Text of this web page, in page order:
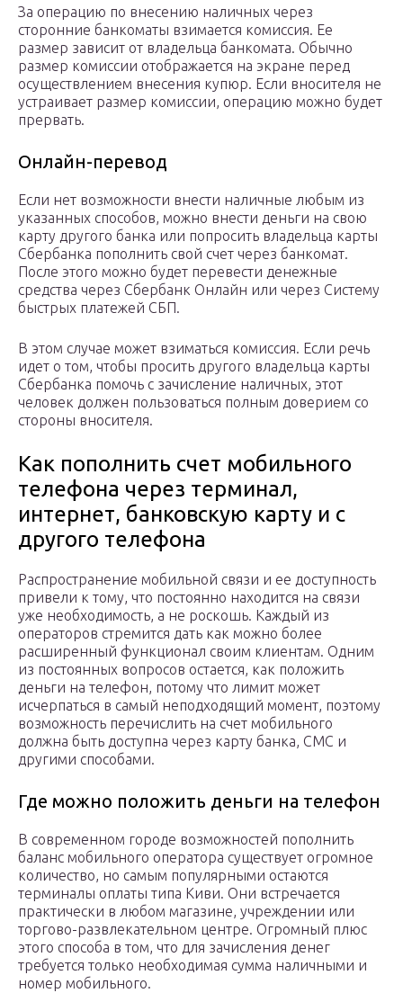
За операцию по внесению наличных через
сторонние банкоматы взимается комиссия. Ее
размер зависит от владельца банкомата. Обычно
размер комиссии отображается на экране перед
осуществлением внесения купюр. Если вносителя не
устраивает размер комиссии, операцию можно будет
прервать.
Онлайн-перевод
Если нет возможности внести наличные любым из
указанных способов, можно внести деньги на свою
карту другого банка или попросить владельца карты
Сбербанка пополнить свой счет через банкомат.
После этого можно будет перевести денежные
средства через Сбербанк Онлайн или через Систему
быстрых платежей СБП.
В этом случае может взиматься комиссия. Если речь
идет о том, чтобы просить другого владельца карты
Сбербанка помочь с зачисление наличных, этот
человек должен пользоваться полным доверием со
стороны вносителя.
Как пополнить счет мобильного
телефона через терминал,
интернет, банковскую карту и с
другого телефона
Распространение мобильной связи и ее доступность
привели к тому, что постоянно находится на связи
уже необходимость, а не роскошь. Каждый из
операторов стремится дать как можно более
расширенный функционал своим клиентам. Одним
из постоянных вопросов остается, как положить
деньги на телефон, потому что лимит может
исчерпаться в самый неподходящий момент, поэтому
возможность перечислить на счет мобильного
должна быть доступна через карту банка, СМС и
другими способами.
Где можно положить деньги на телефон
В современном городе возможностей пополнить
баланс мобильного оператора существует огромное
количество, но самым популярными остаются
терминалы оплаты типа Киви. Они встречается
практически в любом магазине, учреждении или
торгово-развлекательном центре. Огромный плюс
этого способа в том, что для зачисления денег
требуется только необходимая сумма наличными и
номер мобильного.